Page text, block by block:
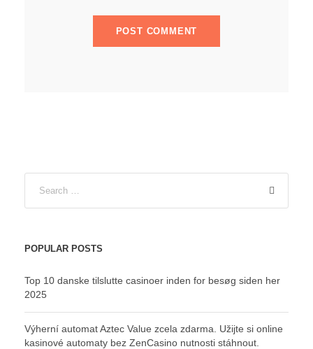
POPULAR POSTS
Top 10 danske tilslutte casinoer inden for besøg siden her
2025
Výherní automat Aztec Value zcela zdarma. Užijte si online
kasinové automaty bez ZenCasino nutnosti stáhnout.